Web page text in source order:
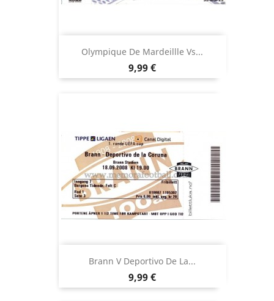
Olympique De Mardeillle Vs...
Precio
9,99 €
Brann V Deportivo De La...
Precio
9,99 €